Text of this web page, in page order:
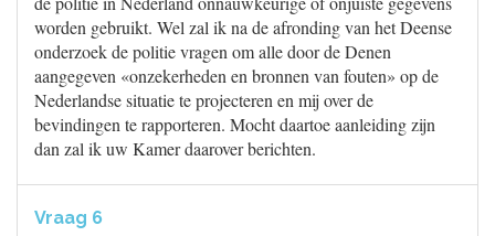
worden gebruikt. Wel zal ik na de afronding van het Deense
onderzoek de politie vragen om alle door de Denen
aangegeven «onzekerheden en bronnen van fouten» op de
Nederlandse situatie te projecteren en mij over de
bevindingen te rapporteren. Mocht daartoe aanleiding zijn
dan zal ik uw Kamer daarover berichten.
Vraag 6